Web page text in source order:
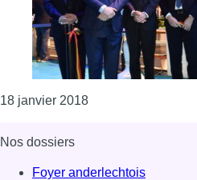
18 janvier 2018Consulter l'article
Nos dossiers
Foyer anderlechtois